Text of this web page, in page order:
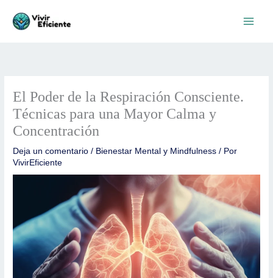
contenido
El Poder de la Respiración Consciente.
Técnicas para una Mayor Calma y
Concentración
Deja un comentario / Bienestar Mental y Mindfulness / Por
VivirEficiente